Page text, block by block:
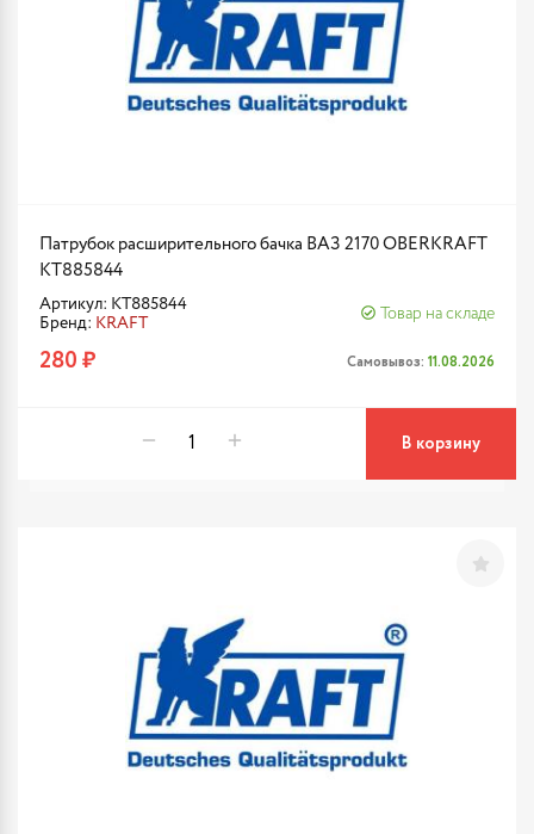
Патрубок расширительного бачка ВАЗ 2170 OBERKRAFT
KT885844
Артикул: KT885844
Бренд: KRAFT
Товар на складе
280 ₽ Самовывоз: 11.08.2026
В корзину